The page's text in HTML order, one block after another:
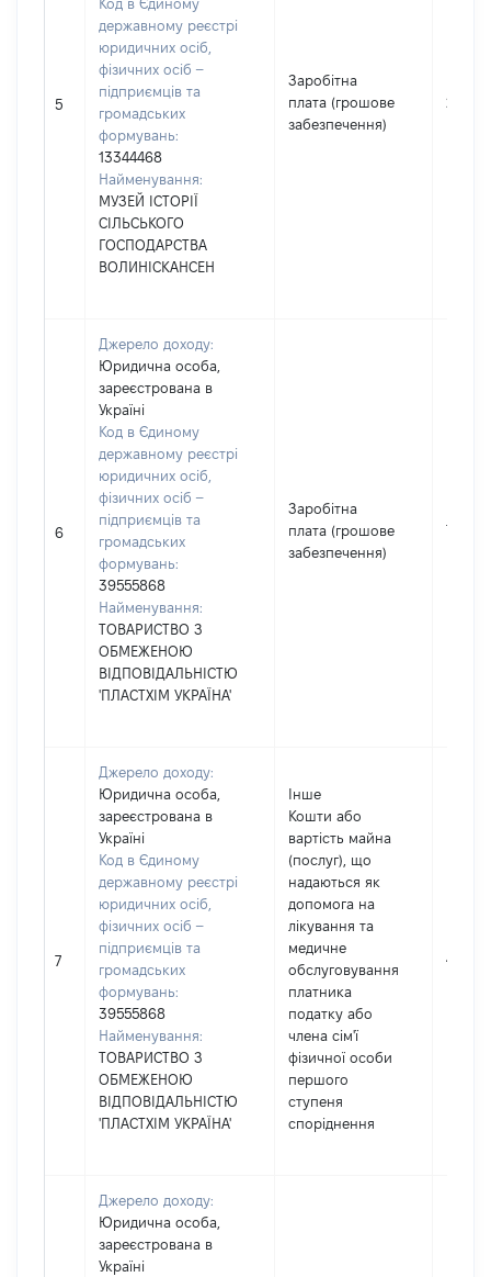
5
Код в Єдиному
державному реєстрі
юридичних осіб,
фізичних осіб –
підприємців та
громадських
формувань:
13344468
Найменування:
МУЗЕЙ ІСТОРІЇ
СІЛЬСЬКОГО
ГОСПОДАРСТВА
ВОЛИНІСКАНСЕН
Заробітна
плата (грошове
забезпечення)
29012
6
Джерело доходу:
Юридична особа,
зареєстрована в
Україні
Код в Єдиному
державному реєстрі
юридичних осіб,
фізичних осіб –
підприємців та
громадських
формувань:
39555868
Найменування:
ТОВАРИСТВО З
ОБМЕЖЕНОЮ
ВІДПОВІДАЛЬНІСТЮ
'ПЛАСТХІМ УКРАЇНА'
Заробітна
плата (грошове
забезпечення)
70379
7
Джерело доходу:
Юридична особа,
зареєстрована в
Україні
Код в Єдиному
державному реєстрі
юридичних осіб,
фізичних осіб –
підприємців та
громадських
формувань:
39555868
Найменування:
ТОВАРИСТВО З
ОБМЕЖЕНОЮ
ВІДПОВІДАЛЬНІСТЮ
'ПЛАСТХІМ УКРАЇНА'
Інше
Кошти або
вартість майна
(послуг), що
надаються як
допомога на
лікування та
медичне
обслуговування
платника
податку або
члена сім'ї
фізичної особи
першого
ступеня
споріднення
470
Джерело доходу:
Юридична особа,
зареєстрована в
Україні